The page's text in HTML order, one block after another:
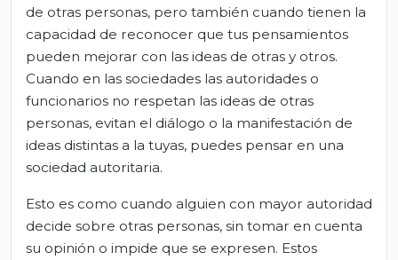
de otras personas, pero también cuando tienen la
capacidad de reconocer que tus pensamientos
pueden mejorar con las ideas de otras y otros.
Cuando en las sociedades las autoridades o
funcionarios no respetan las ideas de otras
personas, evitan el diálogo o la manifestación de
ideas distintas a la tuyas, puedes pensar en una
sociedad autoritaria.
Esto es como cuando alguien con mayor autoridad
decide sobre otras personas, sin tomar en cuenta
su opinión o impide que se expresen. Estos